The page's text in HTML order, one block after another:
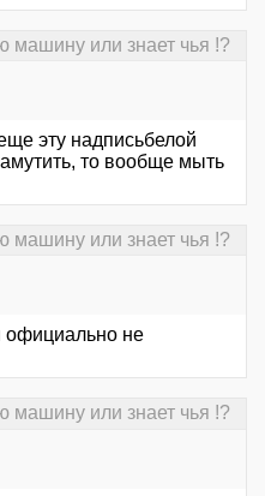
машину или знает чья !?
эту надписьбелой
то вообще мыть
машину или знает чья !?
официально не
машину или знает чья !?